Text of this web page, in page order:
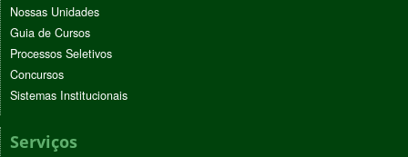
Nossas Unidades
Guia de Cursos
Processos Seletivos
Concursos
Sistemas Institucionais
Serviços